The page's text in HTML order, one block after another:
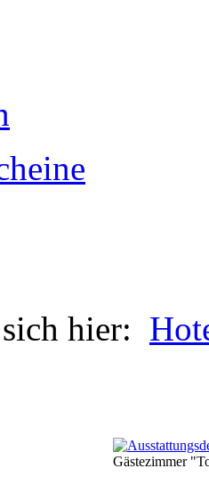
hier:
Gästezimmer